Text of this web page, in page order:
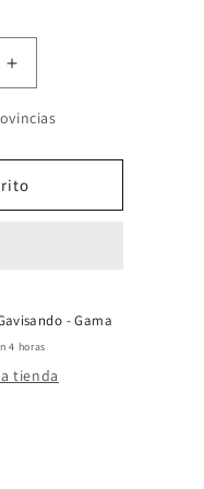
Aumentar
cantidad
para
bonny
- Gama
4 horas
tienda